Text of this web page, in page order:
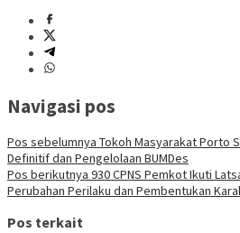
Navigasi pos
Pos sebelumnya Tokoh Masyarakat Porto
Definitif dan Pengelolaan BUMDes
Pos berikutnya 930 CPNS Pemkot Ikuti
Perubahan Perilaku dan Pembentukan
Pos terkait